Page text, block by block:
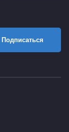
Подписаться